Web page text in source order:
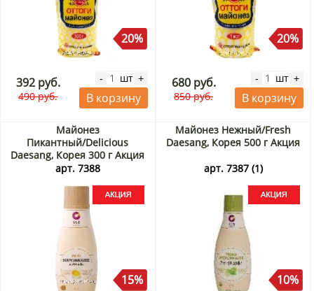
20%
392 руб.
490 руб.
- шт +
В корзину
20%
680 руб.
850 руб.
- шт +
В корзину
Майонез
Пикантный/Delicious
Daesang, Корея 300 г Акция
арт. 7388
15%
Майонез Нежный/Fresh
Daesang, Корея 500 г Акция
арт. 7387 (1)
10%